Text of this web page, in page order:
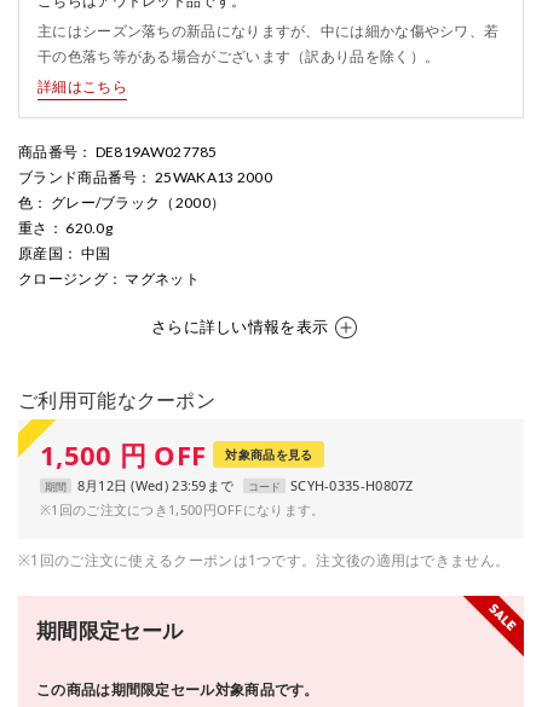
主にはシーズン落ちの新品になりますが、中には細かな傷やシワ、若
干の色落ち等がある場合がございます（訳あり品を除く）。
詳細はこちら
商品番号 ： DE819AW027785
ブランド商品番号 ： 25WAKA13 2000
色 ： グレー/ブラック（2000）
重さ ： 620.0g
原産国 ： 中国
クロージング： マグネット
さらに詳しい情報を表示
ご利用可能なクーポン
1,500 円 OFF 対象商品を見る
期間 8月12日 (Wed) 23:59まで コード
SCYH-0335-H0807Z
※1回のご注文につき1,500円OFFになります。
※1回のご注文に使えるクーポンは1つです。注文後の適用はできません。
期間限定セール
この商品は期間限定セール対象商品です。